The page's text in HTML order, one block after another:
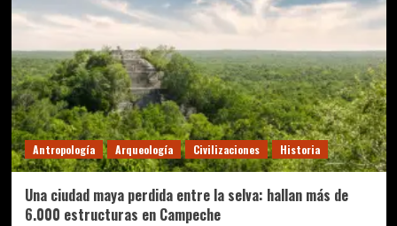
Antropología Arqueología Civilizaciones Historia
Una ciudad maya perdida entre la selva: hallan más de
6.000 estructuras en Campeche